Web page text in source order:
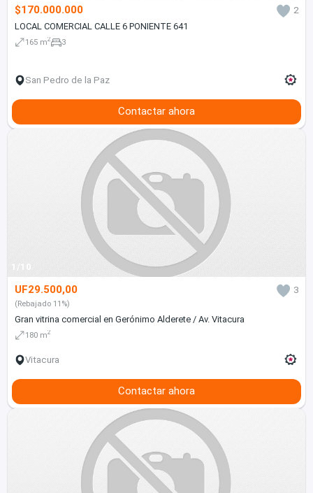
$170.000.000
2
LOCAL COMERCIAL CALLE 6 PONIENTE 641
165 m2 3
San Pedro de la Paz
Contactar ahora
1/10
UF29.500,00 3
(Rebajado 11%)
Gran vitrina comercial en Gerónimo Alderete / Av. Vitacura
180 m2
Vitacura
Contactar ahora